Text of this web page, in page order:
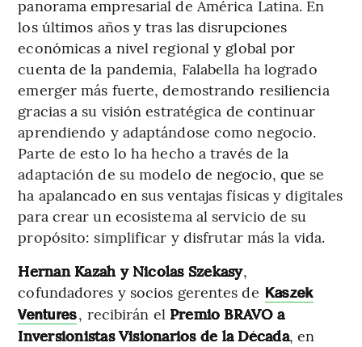
panorama empresarial de América Latina. En
los últimos años y tras las disrupciones
económicas a nivel regional y global por
cuenta de la pandemia, Falabella ha logrado
emerger más fuerte, demostrando resiliencia
gracias a su visión estratégica de continuar
aprendiendo y adaptándose como negocio.
Parte de esto lo ha hecho a través de la
adaptación de su modelo de negocio, que se
ha apalancado en sus ventajas físicas y digitales
para crear un ecosistema al servicio de su
propósito: simplificar y disfrutar más la vida.
Hernan Kazah y Nicolas Szekasy,
cofundadores y socios gerentes de Kaszek
Ventures, recibirán el Premio BRAVO a
Inversionistas Visionarios de la Década, en